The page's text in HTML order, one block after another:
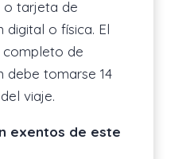
o tarjeta de
digital o física. El
completo de
debe tomarse 14
viaje.
exentos de este